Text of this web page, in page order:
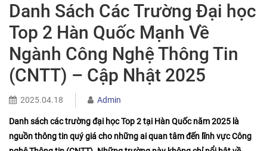
Danh Sách Các Trường Đại học
Top 2 Hàn Quốc Mạnh Về
Ngành Công Nghệ Thông Tin
(CNTT) – Cập Nhật 2025
2025.04.18 Admin
​Danh sách các trường đại học Top 2 tại Hàn Quốc năm 2025 là
nguồn thông tin quý giá cho những ai quan tâm đến lĩnh vực Công